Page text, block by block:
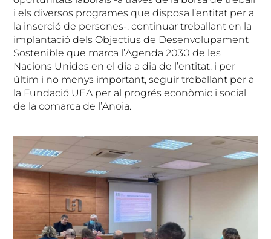
i els diversos programes que disposa l’entitat per a
la inserció de persones-; continuar treballant en la
implantació dels Objectius de Desenvolupament
Sostenible que marca l’Agenda 2030 de les
Nacions Unides en el dia a dia de l’entitat; i per
últim i no menys important, seguir treballant per a
la Fundació UEA per al progrés econòmic i social
de la comarca de l’Anoia.